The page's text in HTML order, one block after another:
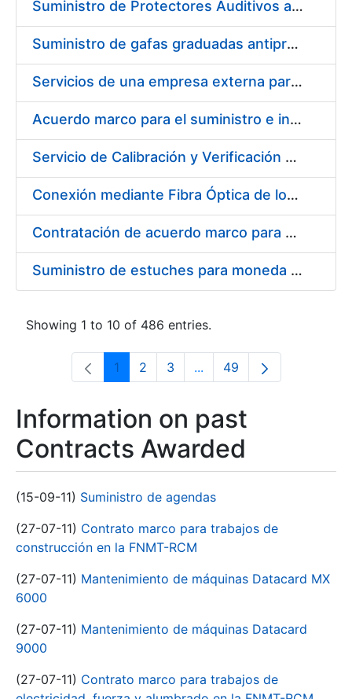
Suministro de Protectores Auditivos a medida para las personas trabajadoras de los Centros de Trabajo de Madrid y Burgos
Suministro de gafas graduadas antiproyecciones para los trabajadores de la FNMT-RCM en los centros de trabajo de Madrid y Burgos
Servicios de una empresa externa para el asesoramiento y resolución de los recursos de alzada que se presentan relacionados con procesos de selección para la FNMT-RCM
Acuerdo marco para el suministro e instalación de persianas, estores y otros complementos
Servicio de Calibración y Verificación Externa de los Equipos de Medición del Servicio de Prevención de la FNMT-RCM
Conexión mediante Fibra Óptica de los Centros de Proceso de Datos (CPDs) de las sedes de la FNMT-RCM de Burgos y Madrid
Contratación de acuerdo marco para el Suministro de Material de Electricidad para la Fábrica Nacional de Moneda y Timbre-Real Casa de la Moneda en su centro de trabajo de Burgos
Suministro de estuches para moneda de 30 €
Showing 1 to 10 of 486 entries.
Page
1 Page
2 Page
3 ...Intermediate Pages Use
Page
49
Information on past
Contracts Awarded
(15-09-11) Suministro de agendas
(27-07-11) Contrato marco para trabajos de
construcción en la FNMT-RCM
(27-07-11) Mantenimiento de máquinas Datacard MX
6000
(27-07-11) Mantenimiento de máquinas Datacard
9000
(27-07-11) Contrato marco para trabajos de